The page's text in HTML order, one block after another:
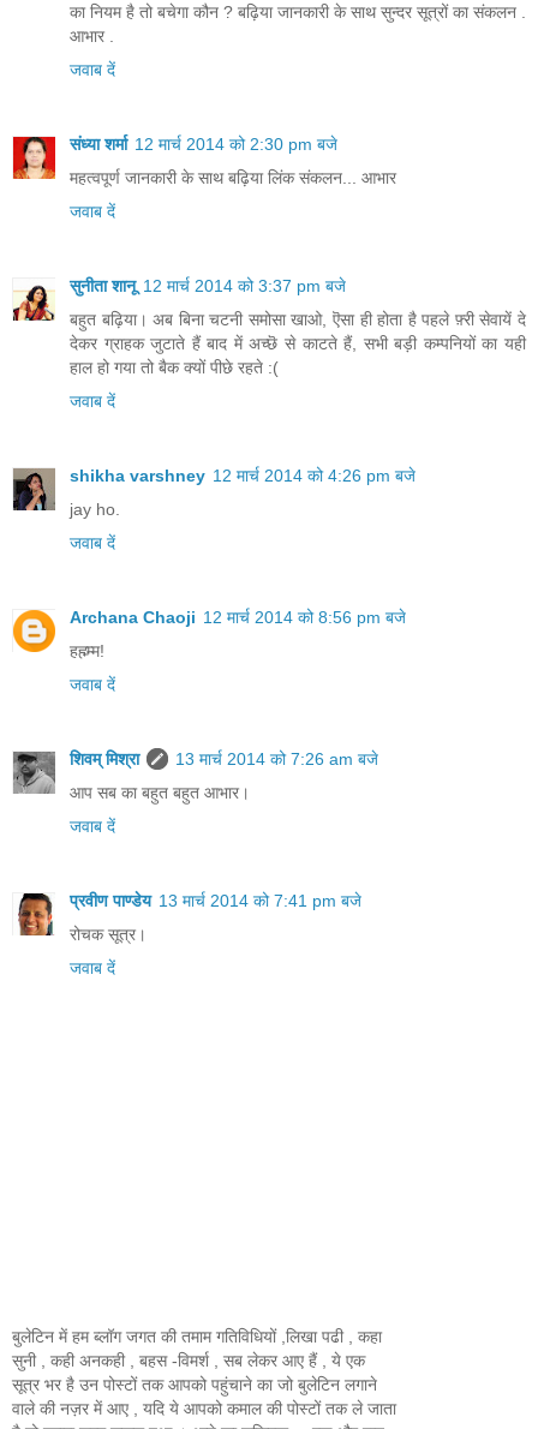
का नियम है तो बचेगा कौन ? बढ़िया जानकारी के साथ सुन्दर सूत्रों का संकलन .
आभार .
जवाब दें
संध्या शर्मा 12 मार्च 2014 को 2:30 pm बजे
महत्वपूर्ण जानकारी के साथ बढ़िया लिंक संकलन... आभार
जवाब दें
सुनीता शानू 12 मार्च 2014 को 3:37 pm बजे
बहुत बढ़िया। अब बिना चटनी समोसा खाओ, ऎसा ही होता है पहले फ़्री सेवायें दे
देकर ग्राहक जुटाते हैं बाद में अच्छॆ से काटते हैं, सभी बड़ी कम्पनियों का यही
हाल हो गया तो बैक क्यों पीछे रहते :(
जवाब दें
shikha varshney 12 मार्च 2014 को 4:26 pm बजे
jay ho.
जवाब दें
Archana Chaoji 12 मार्च 2014 को 8:56 pm बजे
हह्म्म्म!
जवाब दें
शिवम् मिश्रा
13 मार्च 2014 को 7:26 am बजे
आप सब का बहुत बहुत आभार।
जवाब दें
प्रवीण पाण्डेय 13 मार्च 2014 को 7:41 pm बजे
रोचक सूत्र।
जवाब दें
बुलेटिन में हम ब्लॉग जगत की तमाम गतिविधियों ,लिखा पढी , कहा
सुनी , कही अनकही , बहस -विमर्श , सब लेकर आए हैं , ये एक
सूत्र भर है उन पोस्टों तक आपको पहुंचाने का जो बुलेटिन लगाने
वाले की नज़र में आए , यदि ये आपको कमाल की पोस्टों तक ले जाता